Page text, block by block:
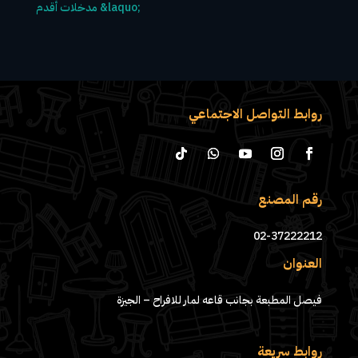
روابط التواصل الاجتماعي
رقم المصنع
02-37222212
العنوان
فيصل المطبعة بجانب قاعه لمار للافراح – الجيزة
روابط سريعة